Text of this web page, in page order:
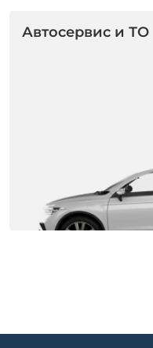
Автосервис и ТО